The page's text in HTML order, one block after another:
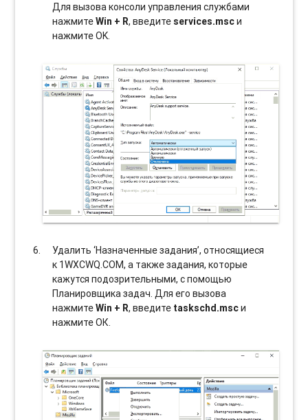
Для вызова консоли управления службами
нажмитеWin + R, введите services.mscи
нажмите OK.
Удалить ‘Назначенные задания’, относящиеся
к 1WXCWQ.COM, а также задания, которые
кажутся подозрительными, с помощью
Планировщика задач. Для его вызова
нажмитеWin + R, введите taskschd.mscи
нажмите ОК.